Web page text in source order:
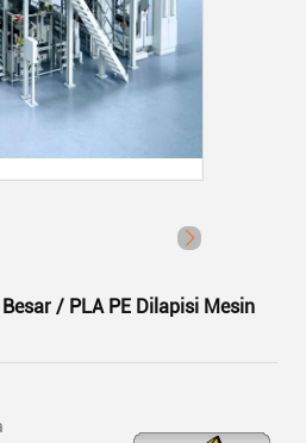
/ PLA PE Dilapisi Mesin